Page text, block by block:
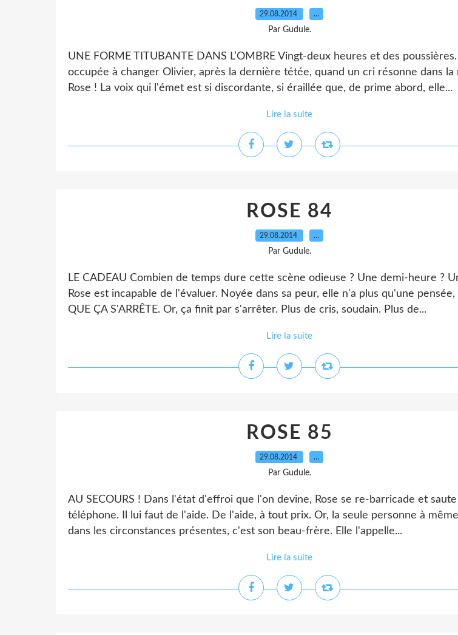
29.08.2014 …
Par Gudule.
UNE FORME TITUBANTE DANS L’OMBRE Vingt-deux heures et des
occupée à changer Olivier, après la dernière tétée, quand un cri résonne dans
Rose ! La voix qui l'émet est si discordante, si éraillée que, de prime abord, elle...
Lire la suite
ROSE 84
29.08.2014 …
Par Gudule.
LE CADEAU Combien de temps dure cette scène odieuse ? Une demi-heure ?
Rose est incapable de l'évaluer. Noyée dans sa peur, elle n'a plus qu'une
QUE ÇA S'ARRÊTE. Or, ça finit par s'arrêter. Plus de cris, soudain. Plus de...
Lire la suite
ROSE 85
29.08.2014 …
Par Gudule.
AU SECOURS ! Dans l'état d'effroi que l'on devine, Rose se re-barricade et
téléphone. Il lui faut de l'aide. De l'aide, à tout prix. Or, la seule personne à
dans les circonstances présentes, c'est son beau-frère. Elle l'appelle...
Lire la suite